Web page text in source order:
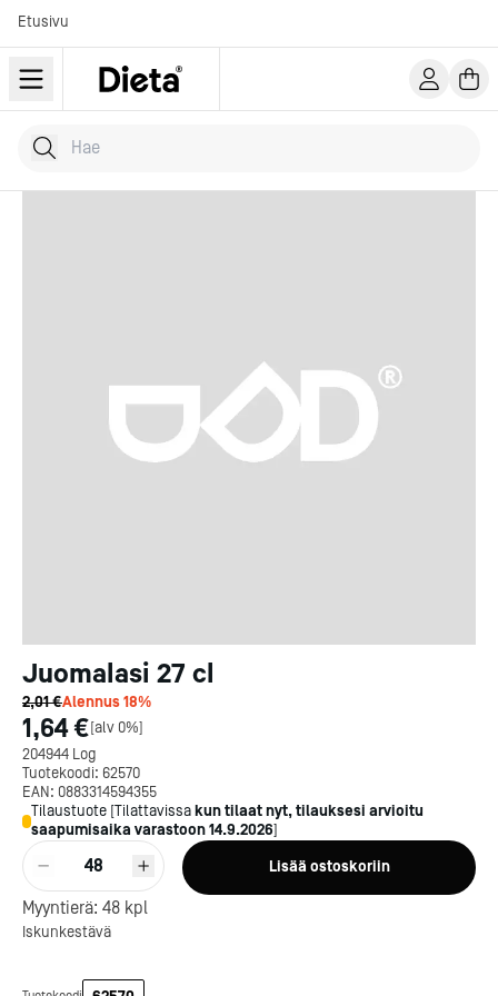
Etusivu
Hae tuotteita
Kirjoita hakusana...
Juomalasi 27 cl
2,01 €Alennus18%
1,64 €[alv 0%]
204944 Log
Tuotekoodi: 62570
EAN: 0883314594355
Tilaustuote [Tilattavissa kun tilaat nyt, tilauksesi arvioitu
saapumisaika varastoon14.9.2026]
48 Lisää ostoskoriin
Myyntierä: 48 kpl
Iskunkestävä
Kotipizza on vuonna 1987
perustettu yritys, jolla on yli
300 ravintolaa eri puolella
Suomea. Dieta on tehnyt
yhteistyötä, ja olemme